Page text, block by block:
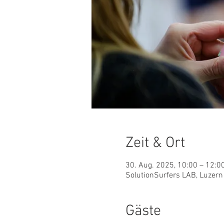
Zeit & Ort
30. Aug. 2025, 10:00 –
SolutionSurfers LAB, Luzern
Gäste